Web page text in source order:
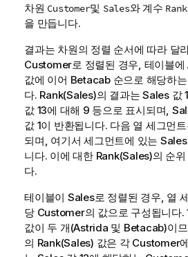
차원 Customer및 Sales와 계수
을 만듭니다.
결과는 차원의 정렬 순서에 따라 달
Customer로 정렬된 경우, 테이블에
값에 이어 Betacab순으로 해당하
다. Rank(Sales)의 결과는 Sales값
값 13에 대해 9 등으로 표시되며,
값 1이 반환됩니다. 다음 열 세그먼
되며, 여기서 세그먼트에 있는 Sales
니다. 이에 대한 Rank(Sales)의 순위
다.
테이블이 Sales로 정렬된 경우, 열
당 Customer의 값으로 구성됩니다.
값이 두 개(Astrida 및 Betacab)이
의 Rank(Sales) 값은 각 Customer